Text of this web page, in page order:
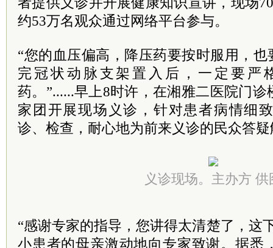
约53万名观众通过网络平台参与。
“您的血压偏高，降压药要按时服用，也
完冠状动脉支架置入后，一定要严
药。”......早上8时许，在湘雅二医院门
家团开展现场义诊，针对患者病情细
诊、检查，耐心地为前来义诊的民众答
义诊现场。主办方 供
“感谢专家的指导，您讲得太清楚了，这
小患者的母亲激动地向专家致谢。据悉